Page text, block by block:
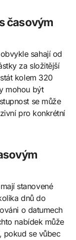
časovým
sahají od
za složitější
kolem 320
mohou být
se může
pro konkrétní
stanovené
dnů do
o datumech
nabídek může
pokud se vůbec